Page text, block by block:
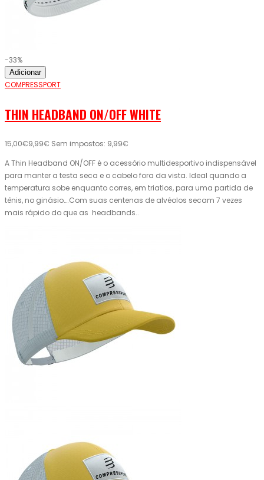
-33%
Adicionar
COMPRESSPORT
THIN HEADBAND ON/OFF WHITE
15,00€9,99€ Sem impostos: 9,99€
A Thin Headband ON/OFF é o acessório multidesportivo indispensável
para manter a testa seca e o cabelo fora da vista. Ideal quando a
temperatura sobe enquanto corres, em triatlos, para uma partida de
tênis, no ginásio….Com suas centenas de alvéolos secam 7 vezes
mais rápido do que as headbands..